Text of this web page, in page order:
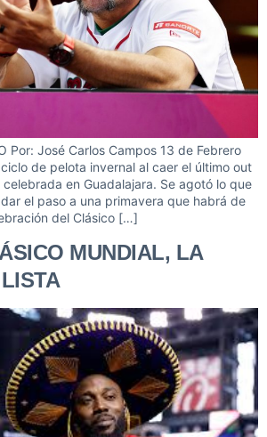
Por: José Carlos Campos 13 de Febrero
de pelota invernal al caer el último out
en Guadalajara. Se agotó lo que
el paso a una primavera que habrá de
del Clásico […]
MUNDIAL, LA